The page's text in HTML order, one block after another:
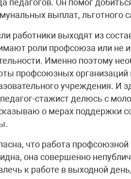
педагогов. Он помог
выплат, льготного
работники выходят из
роли профсоюза или не
Именно поэтому
профсоюзных организаций
учреждения. И
стажист делюсь с
о мерах поддержки
что работа
она совершенно
к работе в выходной